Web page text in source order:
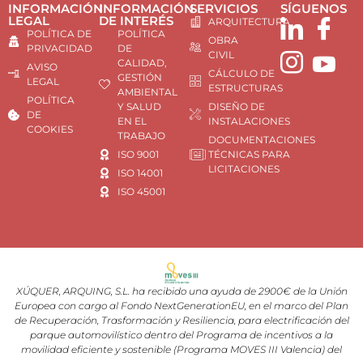
INFORMACIÓN
LEGAL
POLÍTICA DE
PRIVACIDAD
AVISO
LEGAL
POLÍTICA
DE
COOKIES
INFORMACIÓN
DE INTERÉS
POLÍTICA
DE
CALIDAD,
GESTIÓN
AMBIENTAL
Y SALUD
EN EL
TRABAJO
ISO 9001
ISO 14001
ISO 45001
SERVICIOS
ARQUITECTURA
OBRA
CIVIL
CÁLCULO DE
ESTRUCTURAS
DISEÑO DE
INSTALACIONES
DOCUMENTACIONES
TÉCNICAS PARA
LICITACIONES
SÍGUENOS
XÚQUER, ARQUING, S.L. ha recibido una ayuda de 2900€ de la Unión
Europea con cargo al Fondo NextGenerationEU, en el marco del Plan
de Recuperación, Trasformación y Resiliencia, para electrificación del
parque automovilístico dentro del Programa de incentivos a la
movilidad eficiente y sostenible (Programa MOVES III Valencia) del